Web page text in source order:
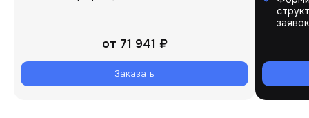
от 71 941 ₽
Заказать
заявок